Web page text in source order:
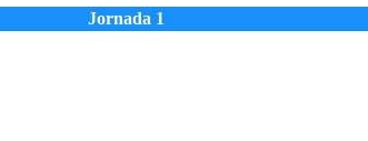
Jornada 1